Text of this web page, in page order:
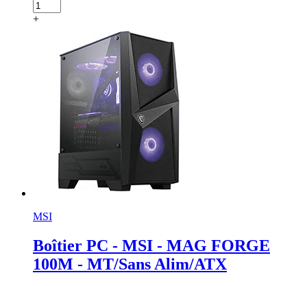
+
MSI
Boîtier PC - MSI - MAG FORGE
100M - MT/Sans Alim/ATX